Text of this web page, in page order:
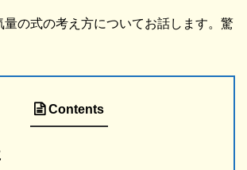
量の式の考え方についてお話します。驚
Contents